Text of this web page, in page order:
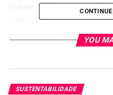
tratamento industrial de
uma das operações mais
campo, garantindo
realizados testes como
YOU
SUSTENTABILIDADE